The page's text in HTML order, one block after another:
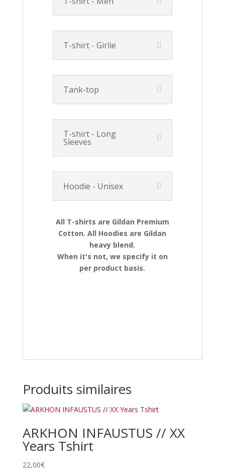
T-shirt - Girlie
Tank-top
T-shirt - Long
Sleeves
Hoodie - Unisex
All T-shirts are Gildan Premium
Cotton. All Hoodies are Gildan
heavy blend.
When it's not, we specify it on
per product basis.
Produits similaires
ARKHON INFAUSTUS // XX
Years Tshirt
22,00€